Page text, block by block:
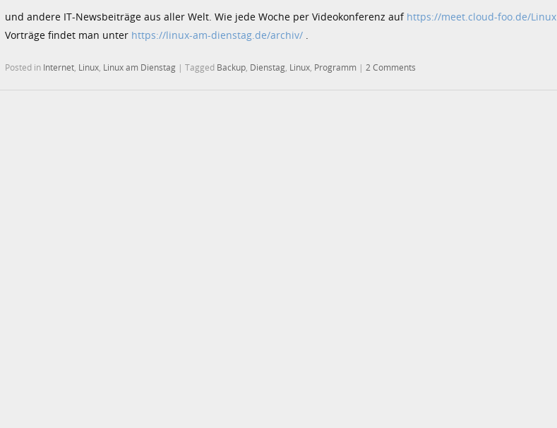
und andere IT-Newsbeiträge aus aller Welt. Wie jede Woche per Videokonferenz auf https://meet.cloud-foo.de/Linux
Vorträge findet man unter https://linux-am-dienstag.de/archiv/ .
Posted in Internet Linux Linux am Dienstag | Tagged Backup Dienstag Linux Programm | 2 Comments